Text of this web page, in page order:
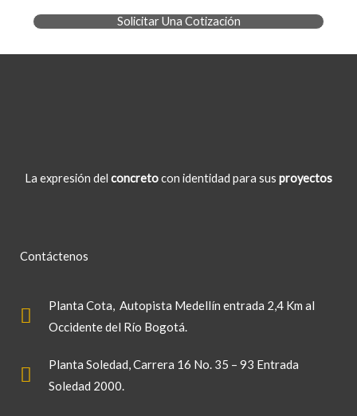
Solicitar Una Cotización
La expresión del concretocon identidad para sus proyectos
Contáctenos
Planta Cota, Autopista Medellín entrada 2,4 Km al
Occidente del Río Bogotá.
Planta Soledad, Carrera 16 No. 35 – 93 Entrada
Soledad 2000.